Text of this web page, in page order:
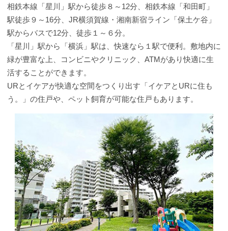
相鉄本線「星川」駅から徒歩８～12分、相鉄本線「和田町」
駅徒歩９～16分、JR横須賀線・湘南新宿ライン「保土ケ谷」
駅からバスで12分、徒歩１～６分。
「星川」駅から「横浜」駅は、快速なら１駅で便利。敷地内に
緑が豊富な上、コンビニやクリニック、ATMがあり快適に生
活することができます。
URとイケアが快適な空間をつくり出す「イケアとURに住も
う。」の住戸や、ペット飼育が可能な住戸もあります。